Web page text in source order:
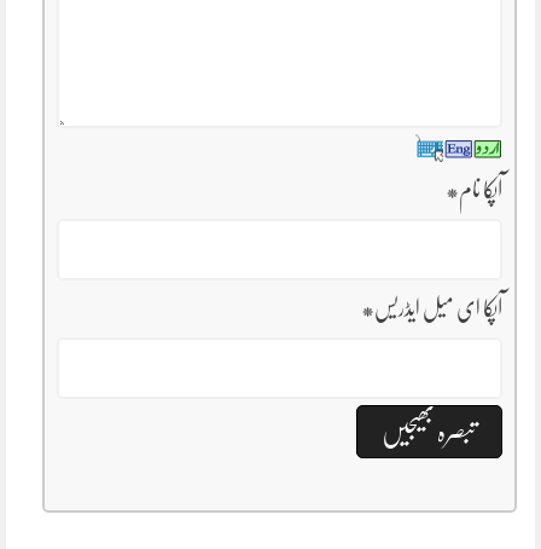
آپکا نام*
آپکا ای میل ایڈریس*